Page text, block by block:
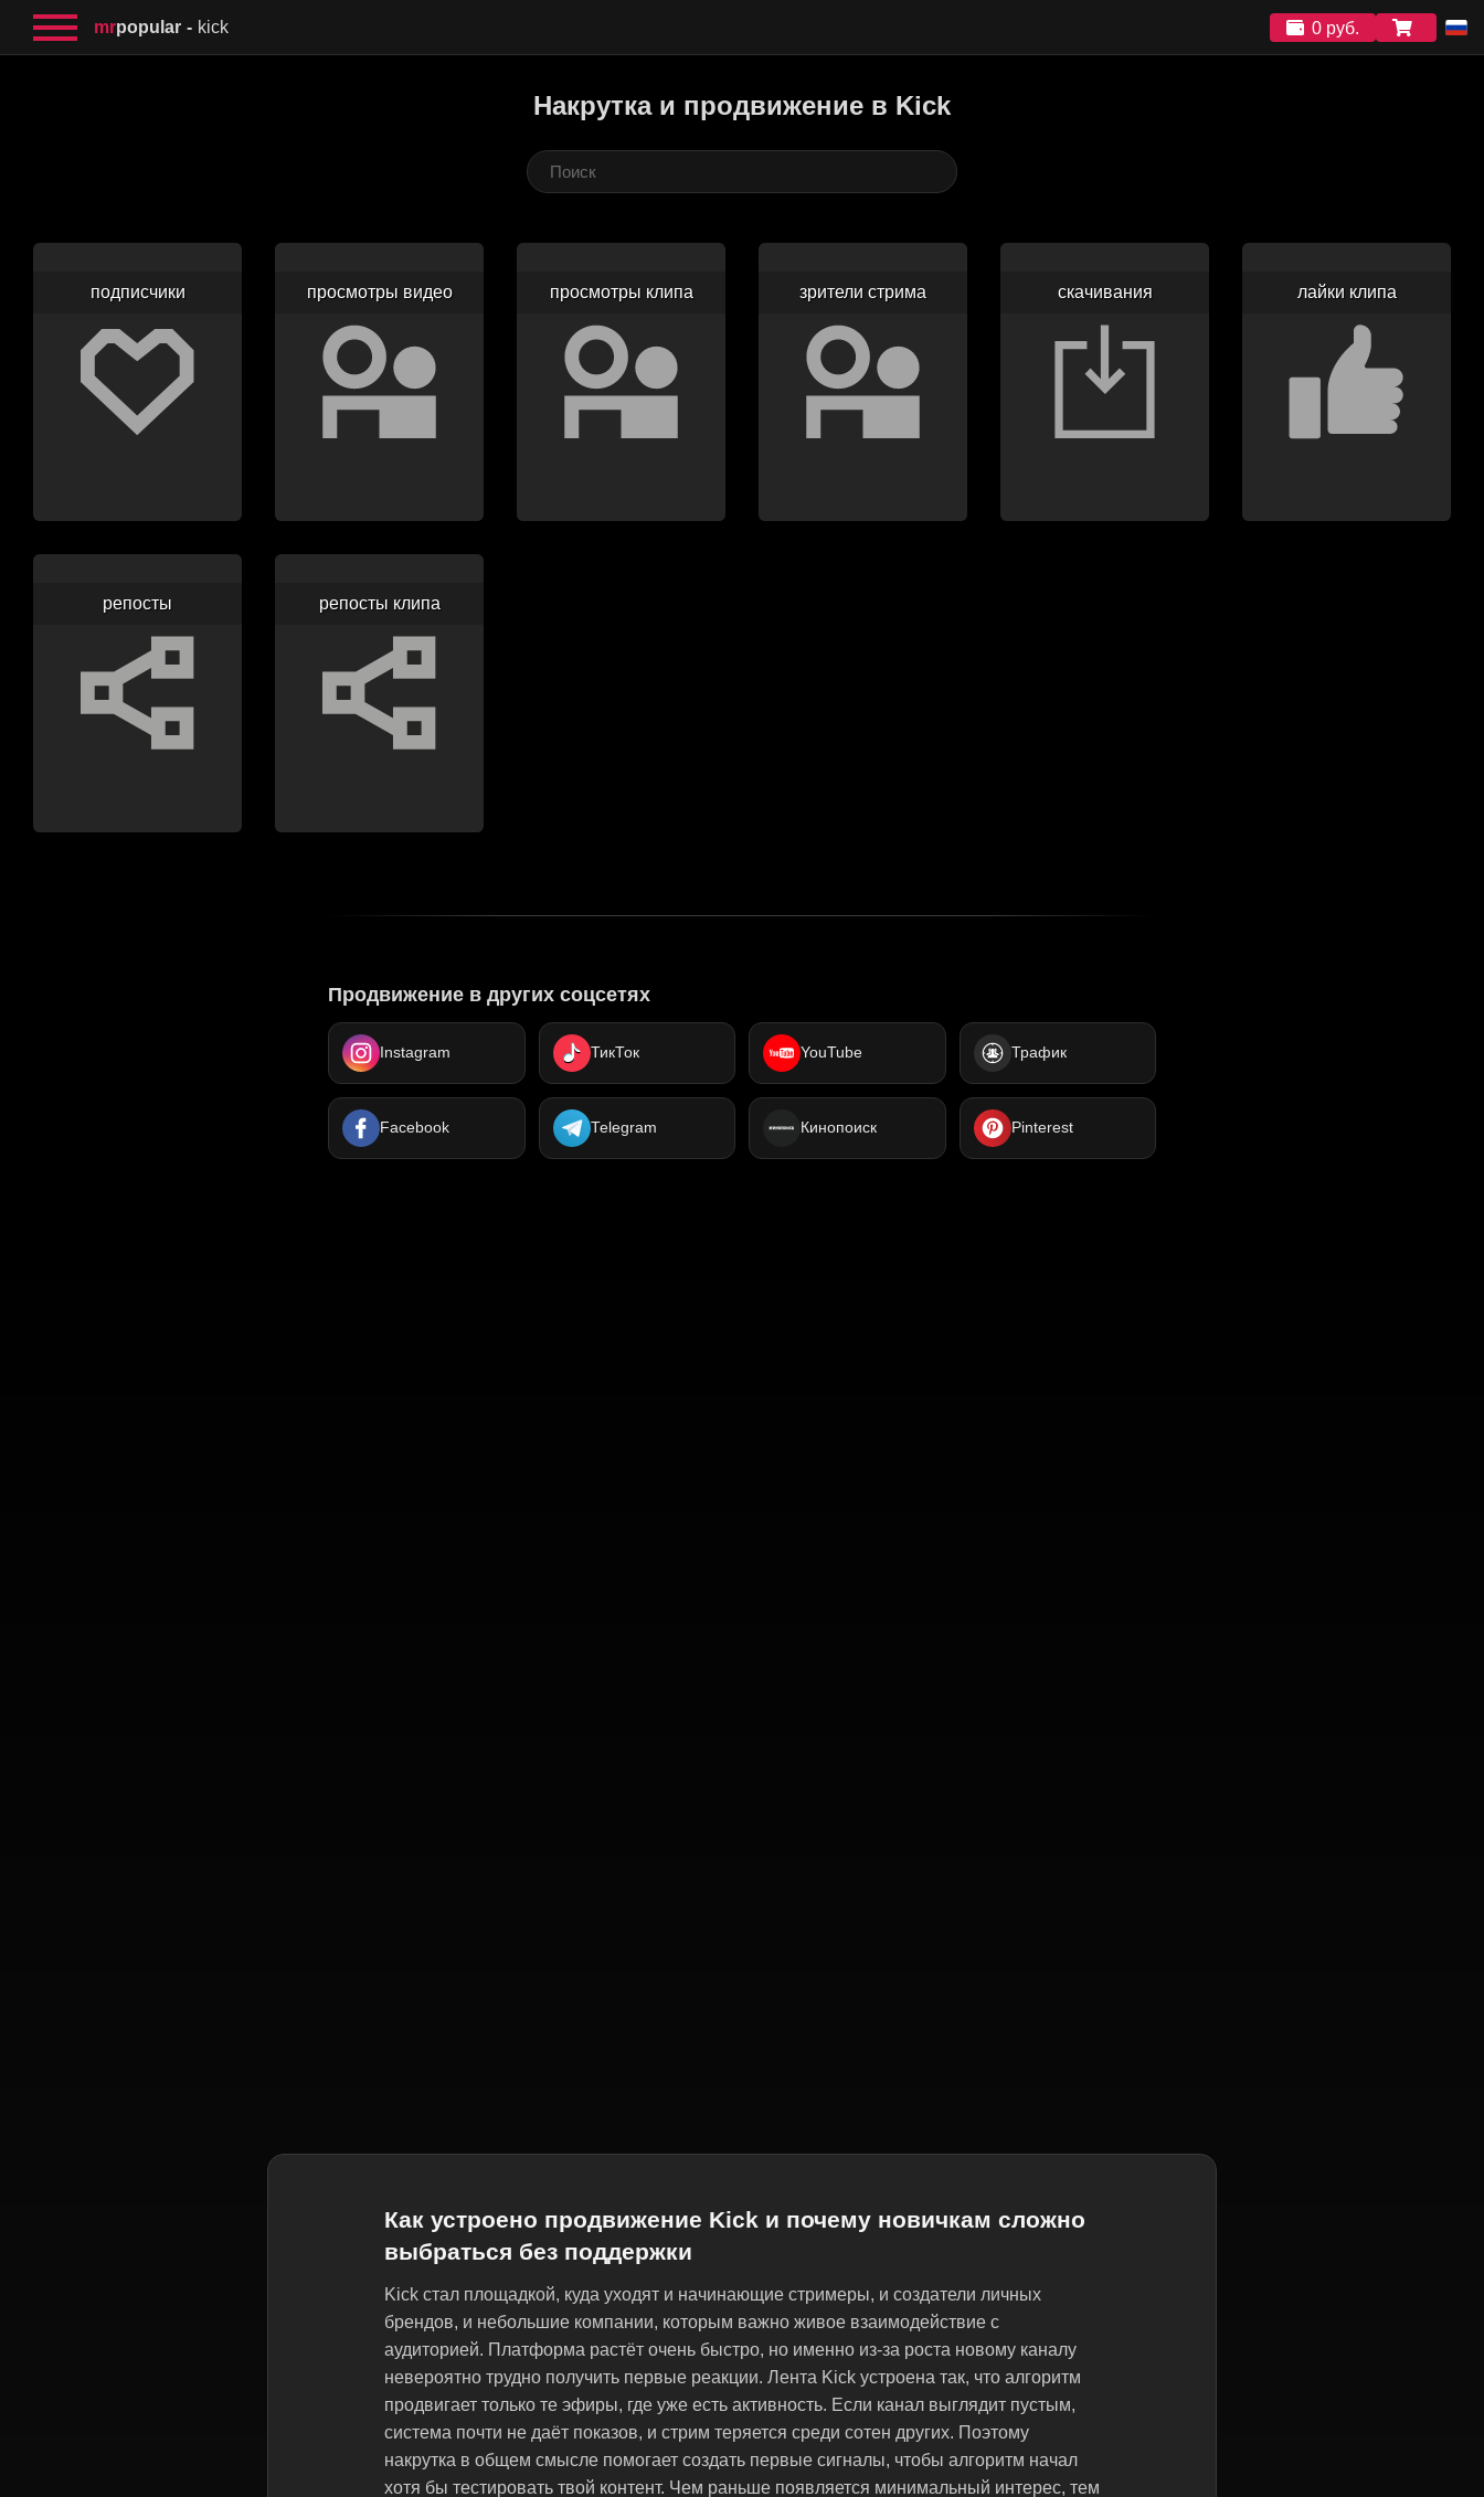
mrpopular kick 0 руб.
Накрутка и продвижение в Kick
подписчики просмотры видео просмотры клипа зрители стрима скачивания лайки клипа
репосты репосты клипа
Продвижение в других соцсетях
Instagram ТикТок YouTube Трафик
Facebook Telegram Кинопоиск Pinterest
Как устроено продвижение Kick и почему новичкам сложно
выбраться без поддержки
Kick стал площадкой, куда уходят и начинающие стримеры, и создатели личных
брендов, и небольшие компании, которым важно живое взаимодействие с
аудиторией. Платформа растёт очень быстро, но именно из-за роста новому каналу
невероятно трудно получить первые реакции. Лента Kick устроена так, что алгоритм
продвигает только те эфиры, где уже есть активность. Если канал выглядит пустым,
система почти не даёт показов, и стрим теряется среди сотен других. Поэтому
накрутка в общем смысле помогает создать первые сигналы, чтобы алгоритм начал
хотя бы тестировать твой контент. Чем раньше появляется минимальный интерес, тем